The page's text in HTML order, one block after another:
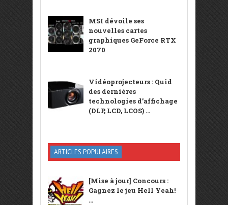
MSI dévoile ses
nouvelles cartes
graphiques GeForce RTX
2070
Vidéoprojecteurs : Quid
des dernières
technologies d’affichage
(DLP, LCD, LCOS) ...
ARTICLES POPULAIRES
[Mise à jour] Concours :
Gagnez le jeu Hell Yeah!
...